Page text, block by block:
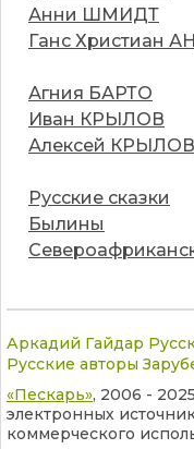
Анни ШМИДТ
Ганс Христиан
Агния БАРТО
Иван КРЫЛОВ
Алексей КРЫЛОВ
Русские сказки
Былины
Аркадий Гайдар
Русские авторы
«Пескарь», 2006 -
электронных
коммерческого